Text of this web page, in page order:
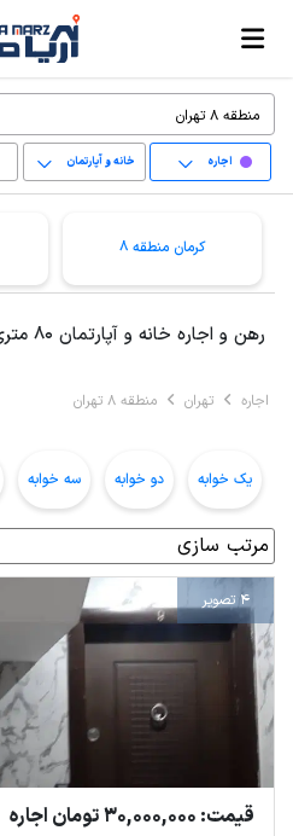
اجاره خانه و آپارتمان
کرمان منطقه 8
رهن و اجاره خانه و آپارتمان 80 متری در منطقه 8 تهران
اجاره تهران منطقه 8 تهران
یک خوابه دو خوابه سه خوابه
4 تصویر
قیمت: 30,000,000 تومان اجاره